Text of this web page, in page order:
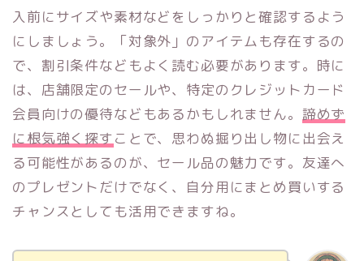
入前にサイズや素材などをしっかりと確認するよう
にしましょう。「対象外」のアイテムも存在するの
で、割引条件などもよく読む必要があります。時に
は、店舗限定のセールや、特定のクレジットカード
会員向けの優待などもあるかもしれません。 諦めず
に根気強く探すことで、思わぬ掘り出し物に出会え
る可能性があるのが、セール品の魅力です。友達へ
のプレゼントだけでなく、自分用にまとめ買いする
チャンスとしても活用できますね。